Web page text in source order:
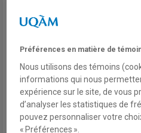
Coopération
compatibilité
l’Union
gestion de crise
Préférences en matière de
Nous utilisons des témoins
informations qui nous
expérience sur le site, de vous
d’analyser les statistiques de
pouvez personnaliser votre
« Préférences ».